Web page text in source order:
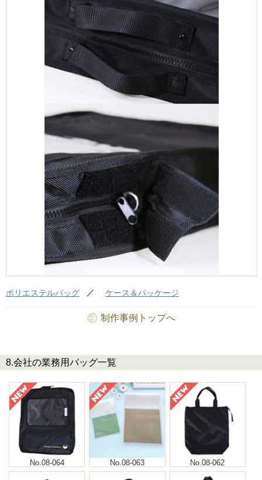
ポリエステルバッグ ケース＆パッケージ
制作事例トップへ
8.会社の業務用バッグ一覧
No.08-064 No.08-063 No.08-062